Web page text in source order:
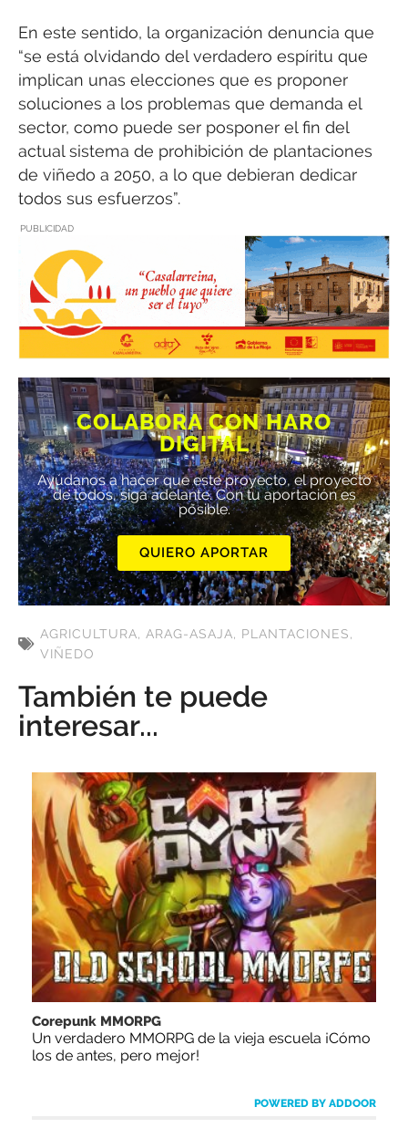
En este sentido, la organización denuncia que
“se está olvidando del verdadero espíritu que
implican unas elecciones que es proponer
soluciones a los problemas que demanda el
sector, como puede ser posponer el fin del
actual sistema de prohibición de plantaciones
de viñedo a 2050, a lo que debieran dedicar
todos sus esfuerzos”.
PUBLICIDAD
COLABORA CON HARO
DIGITAL
Ayúdanos a hacer que este proyecto, el proyecto
de todos, siga adelante. Con tu aportación es
posible.
QUIERO APORTAR
AGRICULTURA, ARAG-ASAJA, PLANTACIONES,
VIÑEDO
También te puede
interesar...
Corepunk MMORPG
Un verdadero MMORPG de la vieja escuela ¡Cómo
los de antes, pero mejor!
POWERED BY ADDOOR